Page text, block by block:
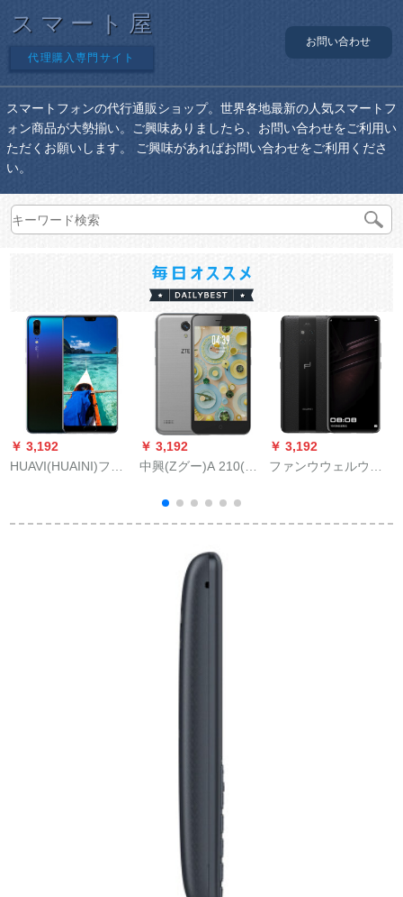
スマート屋
代理購入専門サイト
お問い合わせ
スマートフォンの代行通販ショップ。世界各地最新の人気スマートフ
ォン商品が大勢揃い。ご興味ありましたら、お問い合わせをご利用い
ただくお願いします。 ご興味があればお問い合わせをご利用くださ
い。
￥ 3,192
HUAVI(HUAINI)フレ
20
￥ 3,192
中興(Zグー)A 210(BA
ーケットストームズ
ック1 GB 8 GB
￥ 3,192
ファンウウェルウェ
シジェフウェル玄黒